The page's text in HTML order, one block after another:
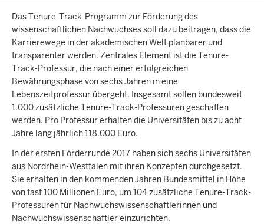
Das Tenure-Track-Programm zur Förderung des
wissenschaftlichen Nachwuchses soll dazu beitragen, dass die
Karrierewege in der akademischen Welt planbarer und
transparenter werden. Zentrales Element ist die Tenure-
Track-Professur, die nach einer erfolgreichen
Bewährungsphase von sechs Jahren in eine
Lebenszeitprofessur übergeht. Insgesamt sollen bundesweit
1.000 zusätzliche Tenure-Track-Professuren geschaffen
werden. Pro Professur erhalten die Universitäten bis zu acht
Jahre lang jährlich 118.000 Euro.
In der ersten Förderrunde 2017 haben sich sechs Universitäten
aus Nordrhein-Westfalen mit ihren Konzepten durchgesetzt.
Sie erhalten in den kommenden Jahren Bundesmittel in Höhe
von fast 100 Millionen Euro, um 104 zusätzliche Tenure-Track-
Professuren für Nachwuchswissenschaftlerinnen und
Nachwuchswissenschaftler einzurichten.